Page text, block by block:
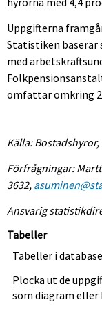
Uppgifterna
Statistiken baserar
med
omfattar omkring
Källa:
Förfrågningar:
3632,
Ansvarig
Tabeller
Tabeller i
Plocka ut de
som diagram eller